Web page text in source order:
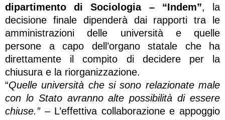
dipartimento di Sociologia – “Indem”, la
decisione finale dipenderà dai rapporti tra le
amministrazioni delle università e quelle
persone a capo dell’organo statale che ha
direttamente il compito di decidere per la
chiusura e la riorganizzazione.
“Quelle università che si sono relazionate male
con lo Stato avranno alte possibilità di essere
chiuse.” – L’effettiva collaborazione e appoggio